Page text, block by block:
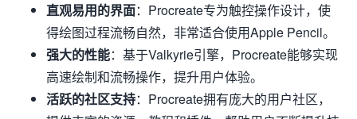
直观易用的界面：Procreate专为触控操作设计，使
得绘图过程流畅自然，非常适合使用Apple Pencil。
强大的性能：基于Valkyrie引擎，Procreate能够实现
高速绘制和流畅操作，提升用户体验。
活跃的社区支持：Procreate拥有庞大的用户社区，